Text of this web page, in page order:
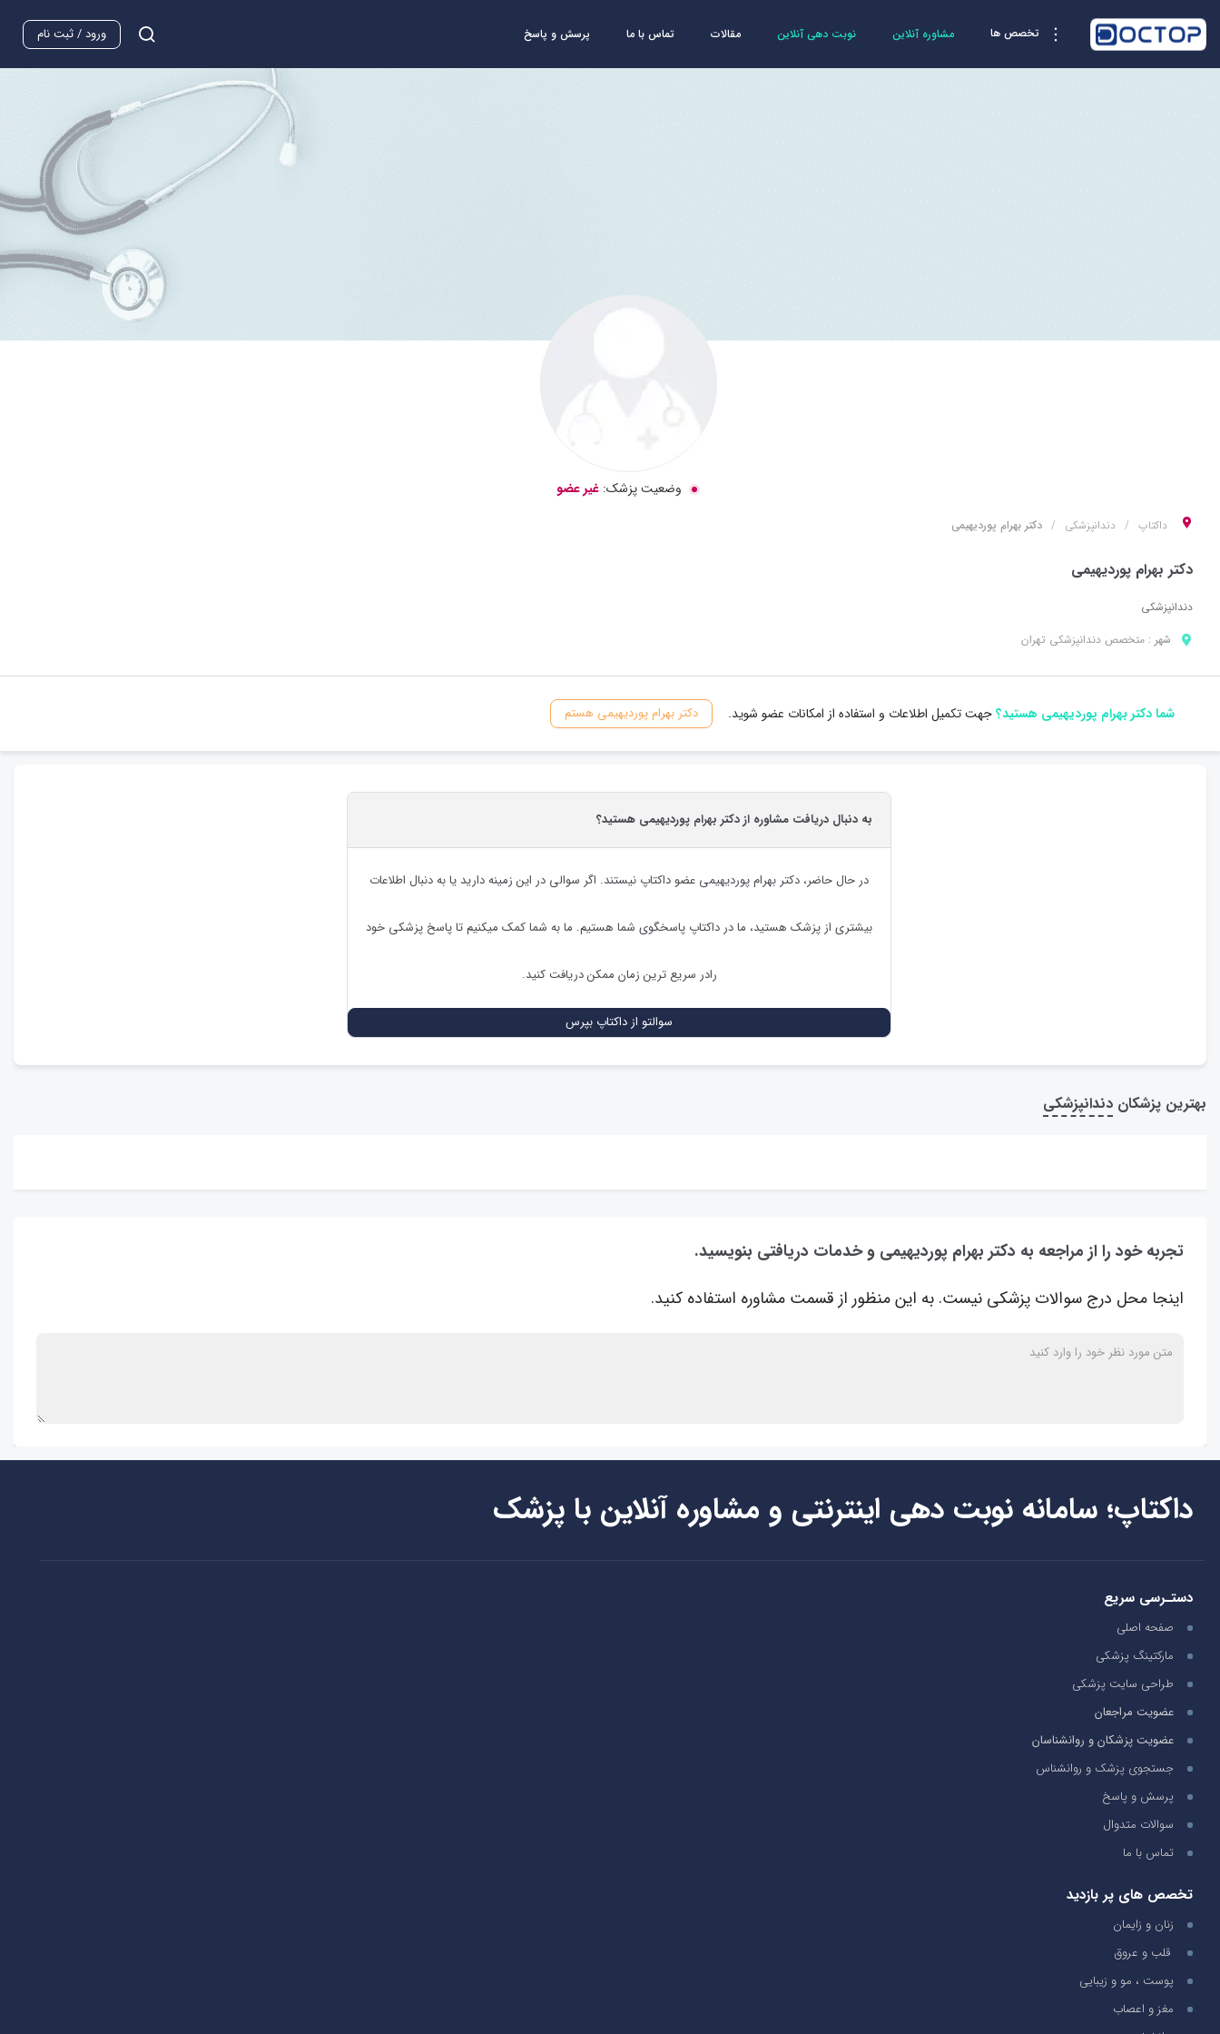
تخصص ها مشاوره آنلاین نوبت دهی آنلاین مقالات تماس با ما پرسش و پاسخ ورود / ثبت نام
وضعیت پزشک: غیر عضو
داکتاپ دندانپزشکی دکتر بهرام پوردیهیمی
دکتر بهرام پوردیهیمی
دندانپزشکی
شهر : متخصص دندانپزشکی تهران
شما دکتر بهرام پوردیهیمی هستید؟جهت تکمیل اطلاعات و استفاده از امکانات عضو شوید. دکتر بهرام پوردیهیمی هستم
به دنبال دریافت مشاوره از دکتر بهرام پوردیهیمی هستید؟
در حال حاضر، دکتر بهرام پوردیهیمی عضو داکتاپ نیستند. اگر سوالی در این زمینه دارید یا به دنبال اطلاعات
بیشتری از پزشک هستید، ما در داکتاپ پاسخگوی شما هستیم. ما به شما کمک میکنیم تا پاسخ پزشکی خود
رادر سریع ترین زمان ممکن دریافت کنید.
سوالتو از داکتاپ بپرس
بهترین پزشکان دندانپزشکی
تجربه خود را از مراجعه به دکتر بهرام پوردیهیمی و خدمات دریافتی بنویسید.
اینجا محل درج سوالات پزشکی نیست. به این منظور از قسمت مشاوره استفاده کنید.
داکتاپ؛ سامانه نوبت دهی اینترنتی و مشاوره آنلاین با پزشک
دستـرسی سریع
صفحه اصلی
مارکتینگ پزشکی
طراحی سایت پزشکی
عضویت مراجعان
عضویت پزشکان و روانشناسان
جستجوی پزشک و روانشناس
پرسش و پاسخ
سوالات متدوال
تماس با ما
تخصص های پر بازدید
زنان و زایمان
قلب و عروق
پوست ، مو و زیبایی
مغز و اعصاب